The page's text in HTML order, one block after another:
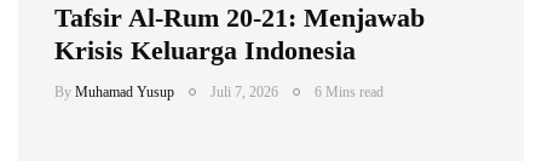
Tafsir Al-Rum 20-21: Menjawab
Krisis Keluarga Indonesia
By Muhamad Yusup Juli 7, 2026 6 Mins read